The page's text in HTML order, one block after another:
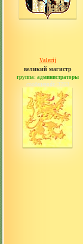
Valerij
великий магистр
группа: администраторы
сообщений: 3753